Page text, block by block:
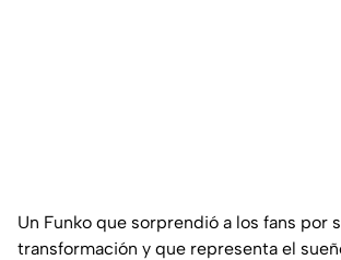
Un Funko que sorprendió a los fans por
transformación y que representa el